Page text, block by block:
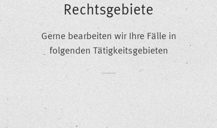
Rechtsgebiete
Gerne bearbeiten wir Ihre Fälle in
folgenden Tätigkeitsgebieten